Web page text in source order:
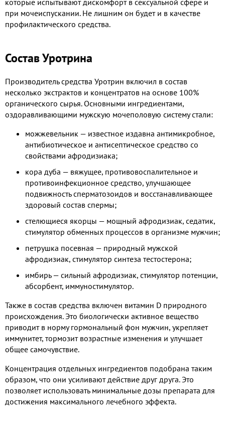
при мочеиспускании. Не лишним он будет и в качестве
профилактического средства.
Состав Уротрина
Производитель средства Уротрин включил в состав
несколько экстрактов и концентратов на основе 100%
органического сырья. Основными ингредиентами,
оздоравливающими мужскую мочеполовую систему стали:
можжевельник — известное издавна антимикробное,
антибиотическое и антисептическое средство со
свойствами афродизиака;
кора дуба — вяжущее, противовоспалительное и
противоинфекционное средство, улучшающее
подвижность сперматозоидов и восстанавливающее
здоровый состав спермы;
стелющиеся якорцы — мощный афродизиак, седатик,
стимулятор обменных процессов в организме мужчин;
петрушка посевная — природный мужской
афродизиак, стимулятор синтеза тестостерона;
имбирь — сильный афродизиак, стимулятор потенции,
абсорбент, иммуностимулятор.
Также в состав средства включен витамин D природного
происхождения. Это биологически активное вещество
приводит в норму гормональный фон мужчин, укрепляет
иммунитет, тормозит возрастные изменения и улучшает
общее самочувствие.
Концентрация отдельных ингредиентов подобрана таким
образом, что они усиливают действие друг друга. Это
позволяет использовать минимальные дозы препарата для
достижения максимального лечебного эффекта.